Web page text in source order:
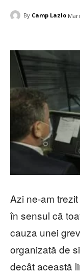
By Camp Lazlo
Azi ne-am
în sensul că
cauza unei
organizată de
decât această